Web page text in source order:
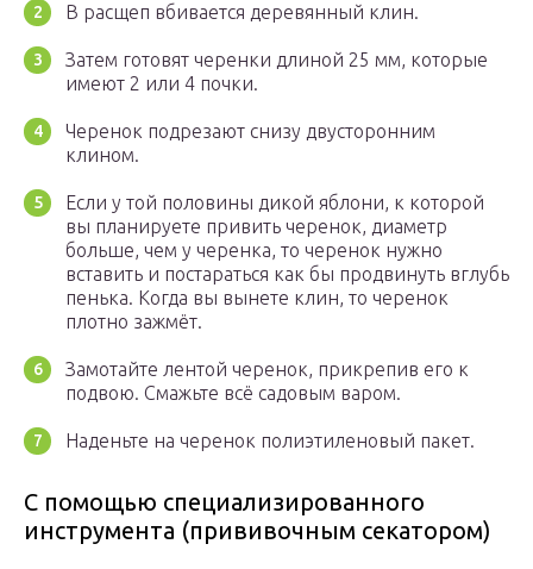
В расщеп вбивается деревянный клин.
Затем готовят черенки длиной 25 мм, которые
имеют 2 или 4 почки.
Черенок подрезают снизу двусторонним
клином.
Если у той половины дикой яблони, к которой
вы планируете привить черенок, диаметр
больше, чем у черенка, то черенок нужно
вставить и постараться как бы продвинуть вглубь
пенька. Когда вы вынете клин, то черенок
плотно зажмёт.
Замотайте лентой черенок, прикрепив его к
подвою. Смажьте всё садовым варом.
Наденьте на черенок полиэтиленовый пакет.
С помощью специализированного
инструмента (прививочным секатором)